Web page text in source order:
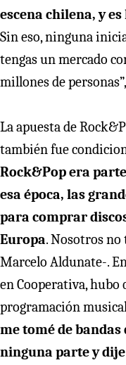
escena chilena, y
Sin eso, ninguna
tengas un mercado
millones de
La apuesta de
también fue
Rock&Pop era
esa época, las
para comprar
Europa. Nosotros
Marcelo Aldunate-.
en Cooperativa, hubo
programación
me tomé de
ninguna parte y